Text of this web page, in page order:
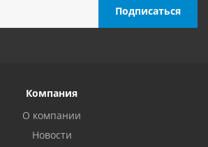
Компания
О компании
Новости